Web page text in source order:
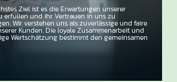
Ziel ist es die Erwartungen unserer
erfüllen und ihr Vertrauen in uns zu
Wir verstehen uns als zuverlässige und faire
Kunden. Die loyale Zusammenarbeit und
Wertschätzung bestimmt den gemeinsamen